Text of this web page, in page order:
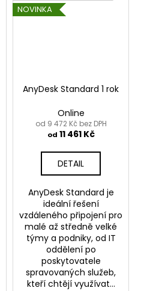
NOVINKA
AnyDesk Standard 1 rok
Online
od 9 472 Kč bez DPH
od 11 461 Kč
DETAIL
AnyDesk Standard je
ideální řešení
vzdáleného připojení pro
malé až středně velké
týmy a podniky, od IT
oddělení po
poskytovatele
spravovaných služeb,
kteří chtějí využívat...